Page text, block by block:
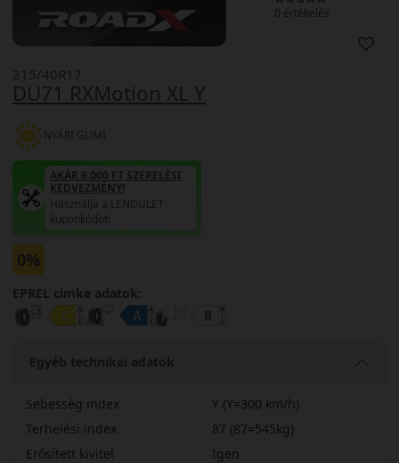
0 értékelés
DU71 RXMotion XL Y
215/40R17
NYÁRI GUMI
AKÁR 6.000 FT SZERELÉSI
KEDVEZMÉNY!
Használja a LENDÜLET
kuponkódot!
0%
EPREL cimke adatok:
Egyéb technikai adatok
Sebesség index
Y (Y=300 km/h)
Terhelési index
87 (87=545kg)
Erősített kivitel
Igen